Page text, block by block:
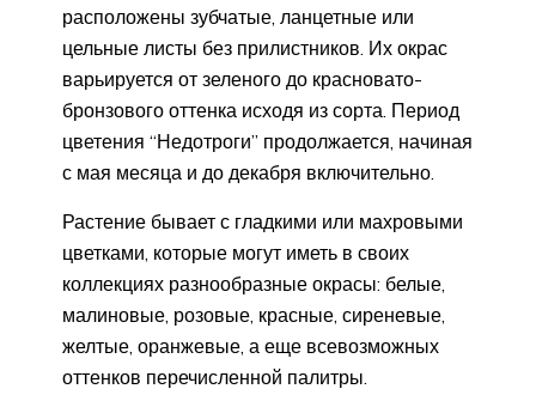
расположены зубчатые, ланцетные или
цельные листы без прилистников. Их окрас
варьируется от зеленого до красновато-
бронзового оттенка исходя из сорта. Период
цветения “Недотроги” продолжается, начиная
с мая месяца и до декабря включительно.
Растение бывает с гладкими или махровыми
цветками, которые могут иметь в своих
коллекциях разнообразные окрасы: белые,
малиновые, розовые, красные, сиреневые,
желтые, оранжевые, а еще всевозможных
оттенков перечисленной палитры.